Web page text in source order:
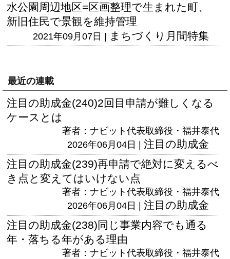
水公園周辺地区=区画整理で生まれた町、
新旧住民で景観を維持管理
2021年09月07日 | まちづくり月間特集
最近の連載
注目の助成金(240)2回目申請が難しくなる
ケースとは
著者：ナビット代表取締役・福井泰代
2026年06月04日 | 注目の助成金
注目の助成金(239)再申請で絶対に変えるべ
き点と変えてはいけない点
著者：ナビット代表取締役・福井泰代
2026年06月04日 | 注目の助成金
注目の助成金(238)同じ事業内容でも通る
年・落ちる年がある理由
著者：ナビット代表取締役・福井泰代